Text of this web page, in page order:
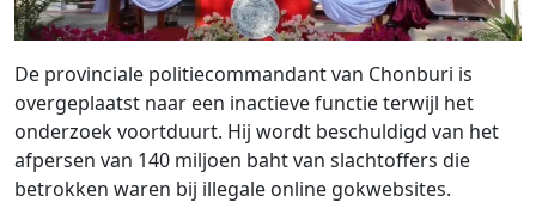
De provinciale politiecommandant van Chonburi is
overgeplaatst naar een inactieve functie terwijl het
onderzoek voortduurt. Hij wordt beschuldigd van het
afpersen van 140 miljoen baht van slachtoffers die
betrokken waren bij illegale online gokwebsites.